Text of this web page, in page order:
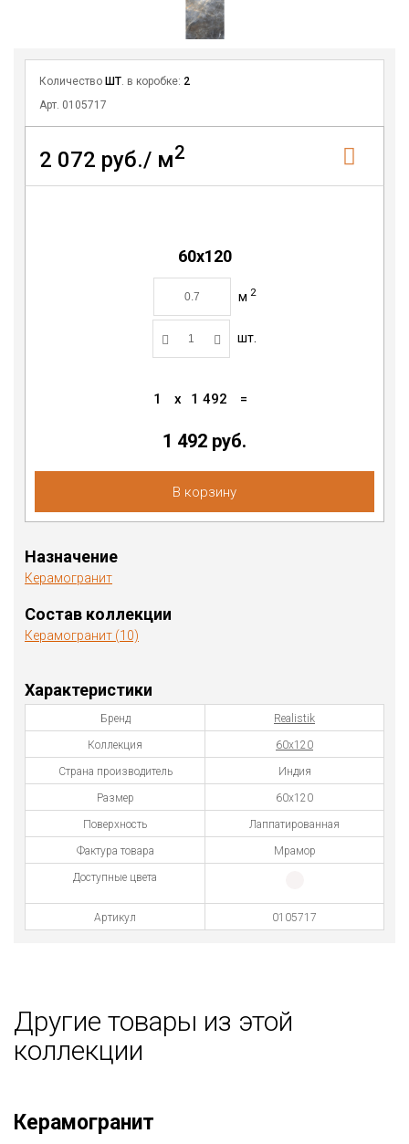
Количество ШТ . в коробке: 2
Арт. 0105717
2 072 руб./ м2
60x120
м 2
шт.
1 x 1 492 =
1 492 руб.
В корзину
Назначение
Керамогранит
Состав коллекции
Керамогранит (10)
Характеристики
Бренд Realistik
Коллекция 60х120
Страна производитель Индия
Размер 60x120
Поверхность Лаппатированная
Фактура товара Мрамор
Доступные цвета
Артикул 0105717
Другие товары из этой
коллекции
Керамогранит